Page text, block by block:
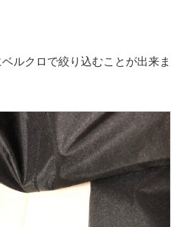
ルクロで絞り込むことが出来ま